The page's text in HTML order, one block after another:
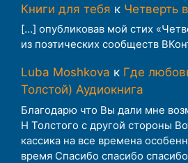
Книги для тебя к Четверть
[…] опубликовав мой стих
из поэтических сообществ
Luba Moshkova к Где
Толстой) Аудиокнига
Благодарю что Вы дали мне
Н Толстого с другой стороны
кассика на все времена
время Спасибо спасибо спасибо